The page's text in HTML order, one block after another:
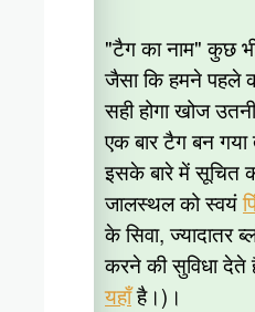
"टैग का नाम" कुछ
जैसा कि हमने पहले
सही होगा खोज उतनी
एक बार टैग बन गया
इसके बारे में सूचित
जालस्थल को स्वयं
के सिवा, ज्यादातर
करने की सुविधा देते
यहाँहै।)।